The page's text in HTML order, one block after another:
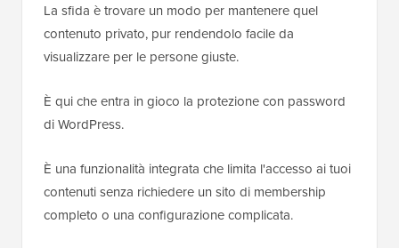
La sfida è trovare un modo per mantenere quel
contenuto privato, pur rendendolo facile da
visualizzare per le persone giuste.
È qui che entra in gioco la protezione con password
di WordPress.
È una funzionalità integrata che limita l'accesso ai tuoi
contenuti senza richiedere un sito di membership
completo o una configurazione complicata.